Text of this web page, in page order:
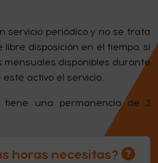
servicio periódico y no se trata
libre disposición en el tiempo, si
mensuales disponibles durante
activo el servicio.
tiene una permanencia de 3
horas necesitas?